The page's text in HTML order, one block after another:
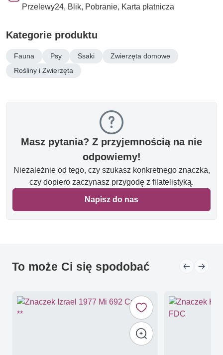
Przelewy24, Blik, Pobranie, Karta płatnicza
Kategorie produktu
Fauna Psy Ssaki
Zwierzęta domowe
Rośliny i Zwierzęta
Masz pytania? Z przyjemnością na nie
odpowiemy!
Niezależnie od tego, czy szukasz konkretnego znaczka,
czy dopiero zaczynasz przygodę z filatelistyką.
Napisz do nas
To może Ci się spodobać